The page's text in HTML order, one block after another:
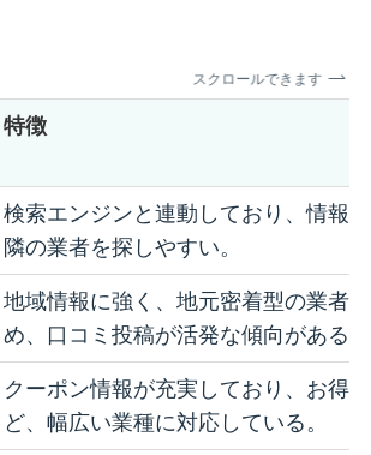
スクロールできます
特徴
検索エンジンと連動しており、情報
隣の業者を探しやすい。
地域情報に強く、地元密着型の業者
め、口コミ投稿が活発な傾向がある。
クーポン情報が充実しており、お得
ど、幅広い業種に対応している。